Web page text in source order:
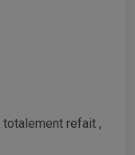
refait ,